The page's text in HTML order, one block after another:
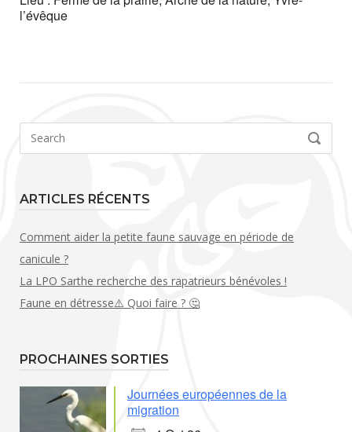
l’évêque
SEARCH
ARTICLES RÉCENTS
Comment aider la petite faune sauvage en période de
canicule ?
La LPO Sarthe recherche des rapatrieurs bénévoles !
Faune en détresse⚠️ Quoi faire ? 🤔
PROCHAINES SORTIES
Journées européennes de la
migration